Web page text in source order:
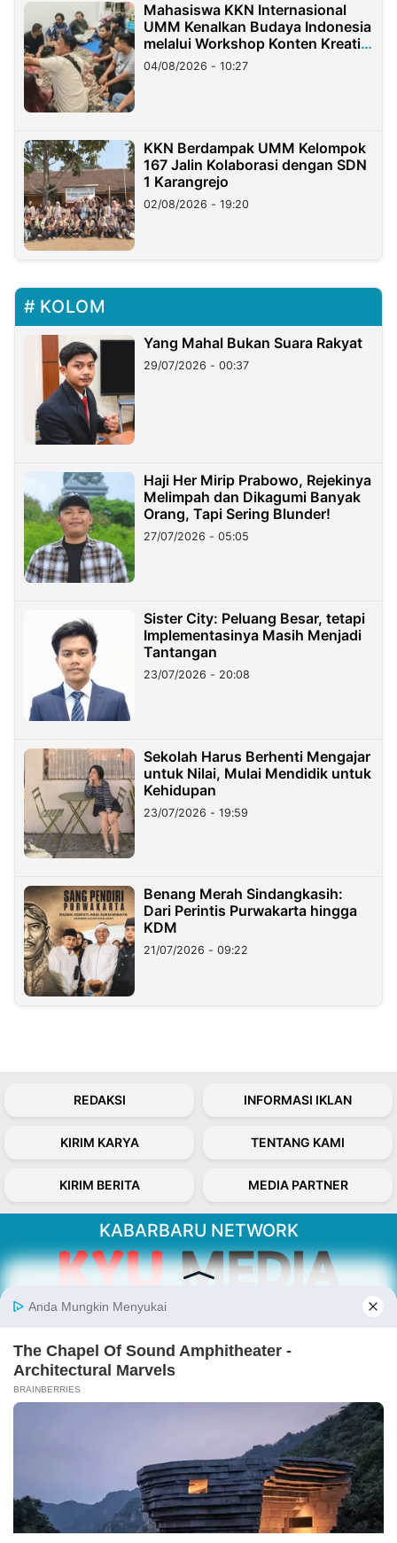
Mahasiswa KKN Internasional
UMM Kenalkan Budaya Indonesia
melalui Workshop Konten Kreatif
di Taiwan
04/08/2026 - 10:27
KKN Berdampak UMM Kelompok
167 Jalin Kolaborasi dengan SDN
1 Karangrejo
02/08/2026 - 19:20
KOLOM
Yang Mahal Bukan Suara Rakyat
29/07/2026 - 00:37
Haji Her Mirip Prabowo, Rejekinya
Melimpah dan Dikagumi Banyak
Orang, Tapi Sering Blunder!
27/07/2026 - 05:05
Sister City: Peluang Besar, tetapi
Implementasinya Masih Menjadi
Tantangan
23/07/2026 - 20:08
Sekolah Harus Berhenti Mengajar
untuk Nilai, Mulai Mendidik untuk
Kehidupan
23/07/2026 - 19:59
Benang Merah Sindangkasih:
Dari Perintis Purwakarta hingga
KDM
21/07/2026 - 09:22
REDAKSI INFORMASI IKLAN
KIRIM KARYA TENTANG KAMI
KIRIM BERITA MEDIA PARTNER
KABARBARU NETWORK
Kabarbaru.co menyajikan berita aktual dan